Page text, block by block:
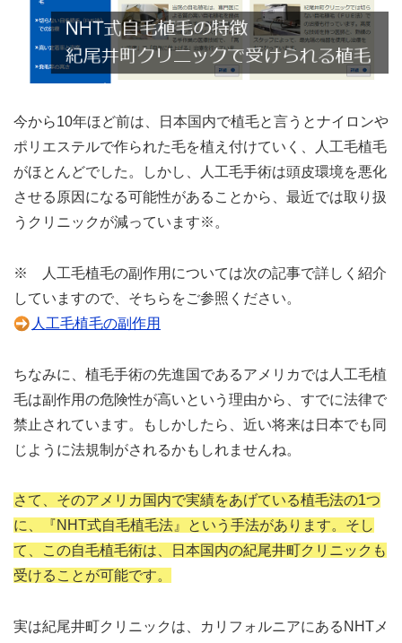
今から10年ほど前は、日本国内で植毛と言うとナイロンや
ポリエステルで作られた毛を植え付けていく、人工毛植毛
がほとんどでした。しかし、人工毛手術は頭皮環境を悪化
させる原因になる可能性があることから、最近では取り扱
うクリニックが減っています※。
※ 人工毛植毛の副作用については次の記事で詳しく紹介
していますので、そちらをご参照ください。
人工毛植毛の副作用
ちなみに、植毛手術の先進国であるアメリカでは人工毛植
毛は副作用の危険性が高いという理由から、すでに法律で
禁止されています。もしかしたら、近い将来は日本でも同
じように法規制がされるかもしれませんね。
さて、そのアメリカ国内で実績をあげている植毛法の1つ
に、『NHT式自毛植毛法』という手法があります。そし
て、この自毛植毛術は、日本国内の紀尾井町クリニックも
受けることが可能です。
実は紀尾井町クリニックは、カリフォルニアにあるNHTメ